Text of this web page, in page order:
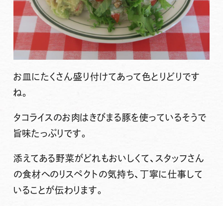
お皿にたくさん盛り付けてあって色とりどりです
ね。
タコライスのお肉はきびまる豚を使っているそうで
旨味たっぷりです。
添えてある野菜がどれもおいしくて、スタッフさん
の食材へのリスペクトの気持ち、丁寧に仕事して
いることが伝わります。